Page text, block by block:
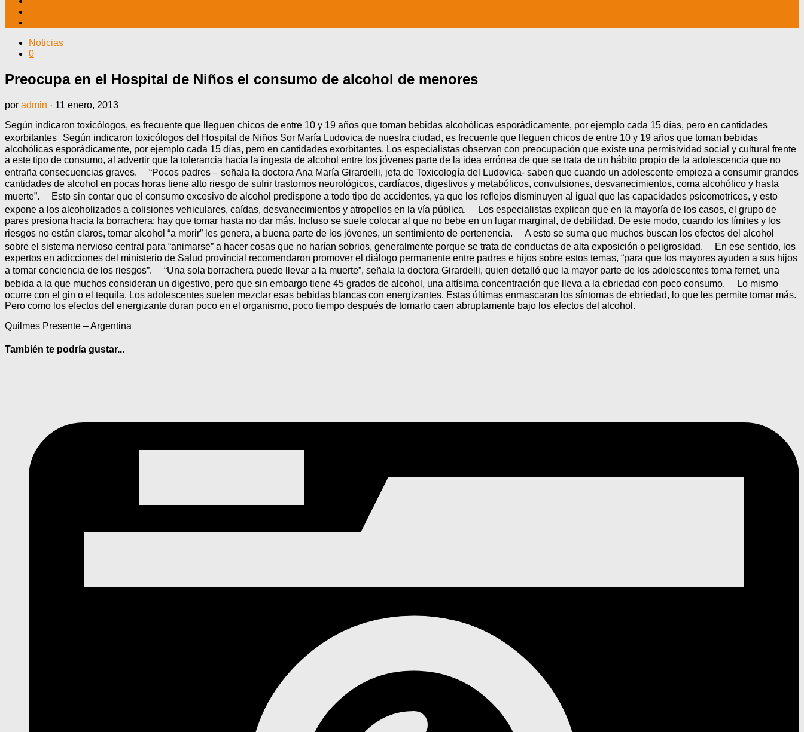
Noticias
0
Preocupa en el Hospital de Niños el consumo de alcohol de menores
por admin · 11 enero, 2013
Según indicaron toxicólogos, es frecuente que lleguen chicos de entre 10 y 19 años que toman bebidas alcohólicas esporádicamente, por ejemplo cada 15 días, pero en cantidades
exorbitantes Según indicaron toxicólogos del Hospital de Niños Sor María Ludovica de nuestra ciudad, es frecuente que lleguen chicos de entre 10 y 19 años que toman bebidas
alcohólicas esporádicamente, por ejemplo cada 15 días, pero en cantidades exorbitantes. Los especialistas observan con preocupación que existe una permisividad social y cultural frente
a este tipo de consumo, al advertir que la tolerancia hacia la ingesta de alcohol entre los jóvenes parte de la idea errónea de que se trata de un hábito propio de la adolescencia que no
entraña consecuencias graves. “Pocos padres – señala la doctora Ana María Girardelli, jefa de Toxicología del Ludovica- saben que cuando un adolescente empieza a consumir grandes
cantidades de alcohol en pocas horas tiene alto riesgo de sufrir trastornos neurológicos, cardíacos, digestivos y metabólicos, convulsiones, desvanecimientos, coma alcohólico y hasta
muerte”. Esto sin contar que el consumo excesivo de alcohol predispone a todo tipo de accidentes, ya que los reflejos disminuyen al igual que las capacidades psicomotrices, y esto
expone a los alcoholizados a colisiones vehiculares, caídas, desvanecimientos y atropellos en la vía pública. Los especialistas explican que en la mayoría de los casos, el grupo de
pares presiona hacia la borrachera: hay que tomar hasta no dar más. Incluso se suele colocar al que no bebe en un lugar marginal, de debilidad. De este modo, cuando los límites y los
riesgos no están claros, tomar alcohol “a morir” les genera, a buena parte de los jóvenes, un sentimiento de pertenencia. A esto se suma que muchos buscan los efectos del alcohol
sobre el sistema nervioso central para “animarse” a hacer cosas que no harían sobrios, generalmente porque se trata de conductas de alta exposición o peligrosidad. En ese sentido, los
expertos en adicciones del ministerio de Salud provincial recomendaron promover el diálogo permanente entre padres e hijos sobre estos temas, “para que los mayores ayuden a sus hijos
a tomar conciencia de los riesgos”. “Una sola borrachera puede llevar a la muerte”, señala la doctora Girardelli, quien detalló que la mayor parte de los adolescentes toma fernet, una
bebida a la que muchos consideran un digestivo, pero que sin embargo tiene 45 grados de alcohol, una altísima concentración que lleva a la ebriedad con poco consumo. Lo mismo
ocurre con el gin o el tequila. Los adolescentes suelen mezclar esas bebidas blancas con energizantes. Estas últimas enmascaran los síntomas de ebriedad, lo que les permite tomar más.
Pero como los efectos del energizante duran poco en el organismo, poco tiempo después de tomarlo caen abruptamente bajo los efectos del alcohol.
Quilmes Presente – Argentina
También te podría gustar...